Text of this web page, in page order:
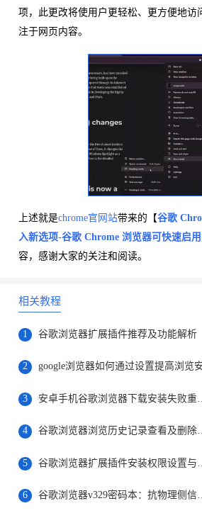
项，此更改将使用户更轻松、更方便地访
注于网页内容。
上述就是chrome官网站带来的【谷歌
入新选项-谷歌 Chrome 浏览器可快速启
容，感谢大家的关注和阅读。
相关教程
1 谷歌浏览器扩展插件推荐及功能解析
2
3
4 谷歌浏览器浏览
5
6 谷歌浏览器